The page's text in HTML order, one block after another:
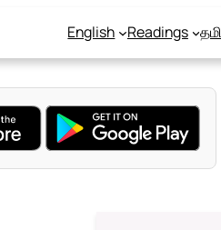
English Readings